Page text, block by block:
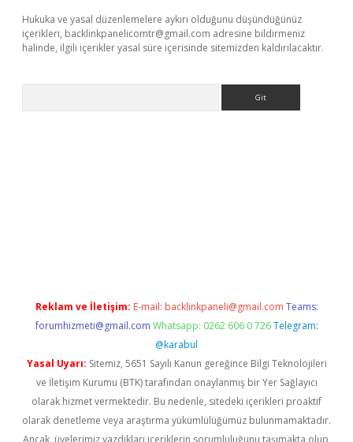
Hukuka ve yasal düzenlemelere aykırı olduğunu düşündüğünüz
içerikleri, backlinkpanelicomtr@gmail.com adresine bildirmeniz
halinde, ilgili içerikler yasal süre içerisinde sitemizden kaldırılacaktır.
Reklam ve İletişim: E-mail: backlinkpaneli@gmail.com Teams:
forumhizmeti@gmail.com Whatsapp: 0262 606 0 726 Telegram:
@karabul
Yasal Uyarı: Sitemiz, 5651 Sayılı Kanun gereğince Bilgi Teknolojileri
ve İletişim Kurumu (BTK) tarafından onaylanmış bir Yer Sağlayıcı
olarak hizmet vermektedir. Bu nedenle, sitedeki içerikleri proaktif
olarak denetleme veya araştırma yükümlülüğümüz bulunmamaktadır.
Ancak, üyelerimiz yazdıkları içeriklerin sorumluluğunu taşımakta olup,